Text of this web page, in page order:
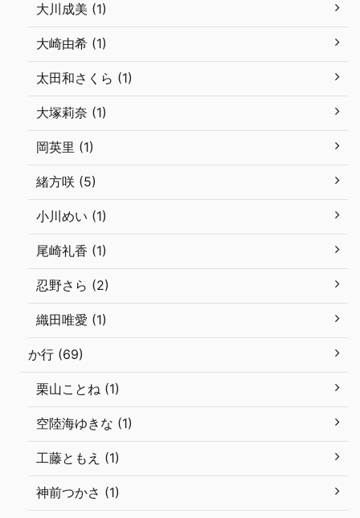
大川成美 (1)
大崎由希 (1)
太田和さくら (1)
大塚莉奈 (1)
岡英里 (1)
緒方咲 (5)
小川めい (1)
尾崎礼香 (1)
忍野さら (2)
織田唯愛 (1)
か行 (69)
栗山ことね (1)
空陸海ゆきな (1)
工藤ともえ (1)
神前つかさ (1)